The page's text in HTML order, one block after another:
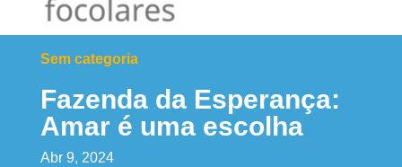
Sem categoria
Fazenda da Esperança:
Amar é uma escolha
Abr 9, 2024